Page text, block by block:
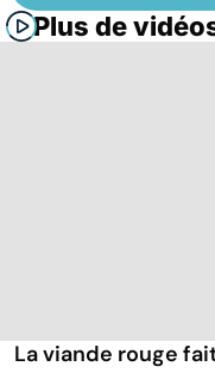
Plus de
La viande rouge